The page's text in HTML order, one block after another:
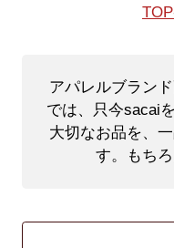
アパレルブラン
では、只今sacai
大切なお品を、
す。もち